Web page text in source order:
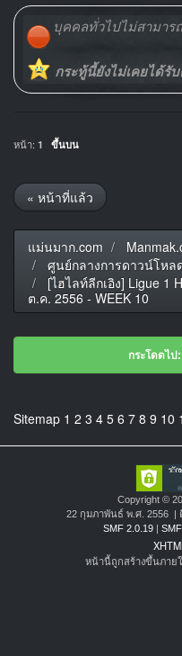
บุคคลทั่วไปไม่สามาร
กระทู้นี้ยังไม่เคยได้รั
หน้า: 1 ขึ้นบน
« หน้าที่แล้ว
แม่นมาก.com
ศูนย์กลางการดาวน์โหล
[ไฮไลท์ลีกเอิง] Ligue 1
ต.ค. 2556 - WEEK 10
กระโดดไป:
Sitemap 1 2 3 4 5 6 7 8 9 10
Copyright ©
22 กุมภาพันธ์ พ.ศ. 2556 |
SMF 2.0.19
หน้านี้ถูกสร้างขึ้นภาย